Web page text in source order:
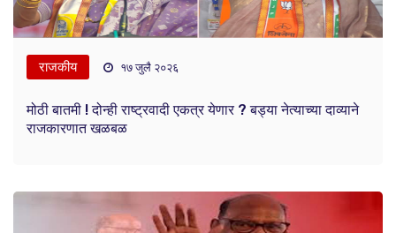
राजकीय १७ जुलै २०२६
मोठी बातमी ! दोन्ही राष्ट्रवादी एकत्र येणार ? बड्या नेत्याच्या दाव्याने
राजकारणात खळबळ